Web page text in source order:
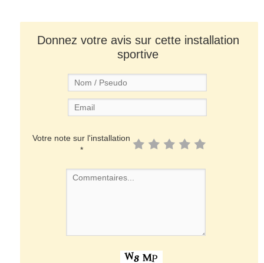
Donnez votre avis sur cette installation
sportive
Votre note sur l'installation
*